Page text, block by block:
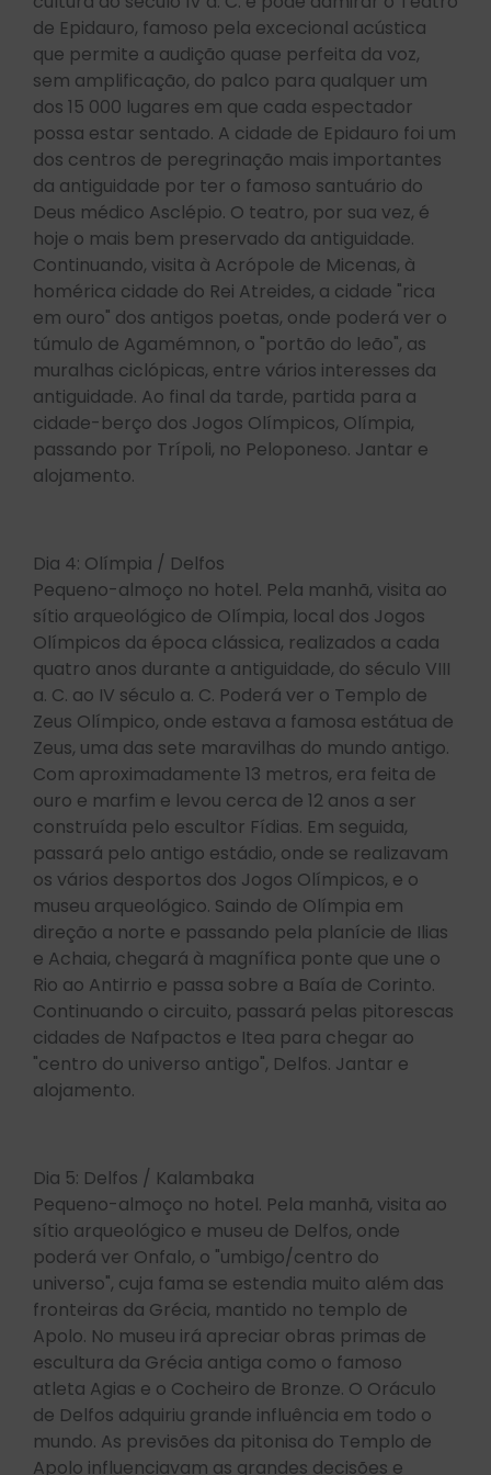
de Epidauro, famoso pela excecional acústica
que permite a audição quase perfeita da voz,
sem amplificação, do palco para qualquer um
dos 15 000 lugares em que cada espectador
possa estar sentado. A cidade de Epidauro foi um
dos centros de peregrinação mais importantes
da antiguidade por ter o famoso santuário do
Deus médico Asclépio. O teatro, por sua vez, é
hoje o mais bem preservado da antiguidade.
Continuando, visita à Acrópole de Micenas, à
homérica cidade do Rei Atreides, a cidade "rica
em ouro" dos antigos poetas, onde poderá ver o
túmulo de Agamémnon, o "portão do leão", as
muralhas ciclópicas, entre vários interesses da
antiguidade. Ao final da tarde, partida para a
cidade-berço dos Jogos Olímpicos, Olímpia,
passando por Trípoli, no Peloponeso. Jantar e
alojamento.
Dia 4: Olímpia / Delfos
Pequeno-almoço no hotel. Pela manhã, visita ao
sítio arqueológico de Olímpia, local dos Jogos
Olímpicos da época clássica, realizados a cada
quatro anos durante a antiguidade, do século VIII
a. C. ao IV século a. C. Poderá ver o Templo de
Zeus Olímpico, onde estava a famosa estátua de
Zeus, uma das sete maravilhas do mundo antigo.
Com aproximadamente 13 metros, era feita de
ouro e marfim e levou cerca de 12 anos a ser
construída pelo escultor Fídias. Em seguida,
passará pelo antigo estádio, onde se realizavam
os vários desportos dos Jogos Olímpicos, e o
museu arqueológico. Saindo de Olímpia em
direção a norte e passando pela planície de Ilias
e Achaia, chegará à magnífica ponte que une o
Rio ao Antirrio e passa sobre a Baía de Corinto.
Continuando o circuito, passará pelas pitorescas
cidades de Nafpactos e Itea para chegar ao
"centro do universo antigo", Delfos. Jantar e
alojamento.
Dia 5: Delfos / Kalambaka
Pequeno-almoço no hotel. Pela manhã, visita ao
sítio arqueológico e museu de Delfos, onde
poderá ver Onfalo, o "umbigo/centro do
universo", cuja fama se estendia muito além das
fronteiras da Grécia, mantido no templo de
Apolo. No museu irá apreciar obras primas de
escultura da Grécia antiga como o famoso
atleta Agias e o Cocheiro de Bronze. O Oráculo
de Delfos adquiriu grande influência em todo o
mundo. As previsões da pitonisa do Templo de
Apolo influenciavam as grandes decisões e